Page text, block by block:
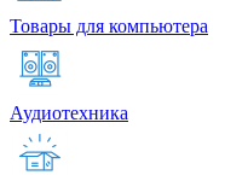
Товары для компьютера
Аудиотехника